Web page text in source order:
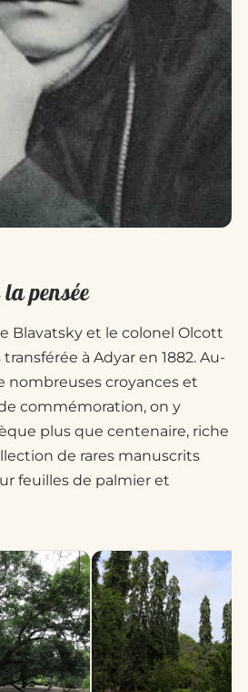
pensée
Blavatsky et le colonel Olcott
à Adyar en 1882. Au-
nombreuses croyances et
commémoration, on y
plus que centenaire, riche
de rares manuscrits
feuilles de palmier et